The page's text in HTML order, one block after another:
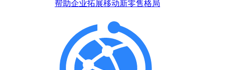
帮助企业拓展移动新零售格局